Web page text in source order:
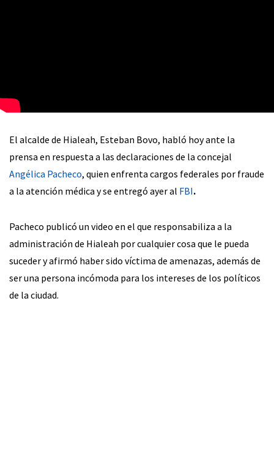
El alcalde de Hialeah, Esteban Bovo, habló hoy ante la
prensa en respuesta a las declaraciones de la concejal
Angélica Pacheco, quien enfrenta cargos federales por fraude
a la atención médica y se entregó ayer al FBI.
Pacheco publicó un video en el que responsabiliza a la
administración de Hialeah por cualquier cosa que le pueda
suceder y afirmó haber sido víctima de amenazas, además de
ser una persona incómoda para los intereses de los políticos
de la ciudad.